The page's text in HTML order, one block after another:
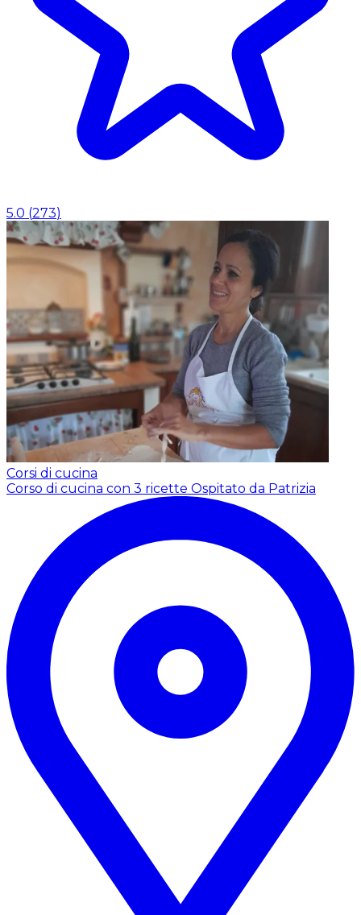
5.0 (273)
Corsi di cucina
Corso di cucina con 3 ricette Ospitato da Patrizia